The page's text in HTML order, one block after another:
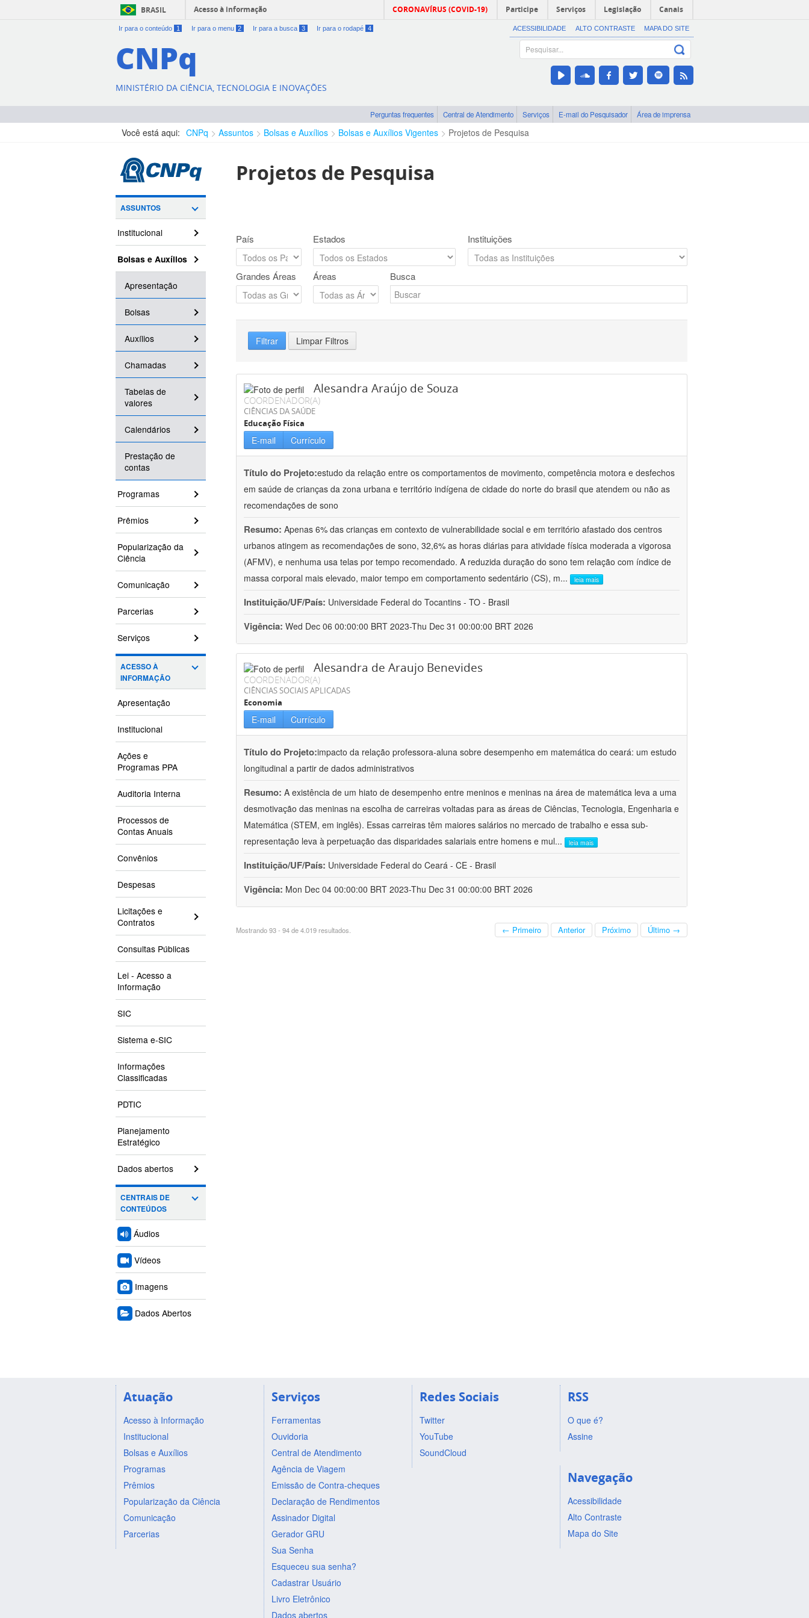
BRASIL Acesso à informação CORONAVÍRUS (COVID-19) Participe Serviços Legislação Canais
Ir para o conteúdo 1 Ir para o menu 2 Ir para a busca 3 Ir para o rodapé 4 ACESSIBILIDADE ALTO CONTRASTE MAPA DO SITE
CNPq
MINISTÉRIO DA CIÊNCIA, TECNOLOGIA E INOVAÇÕES
Perguntas frequentes Central de Atendimento Serviços E-mail do Pesquisador Área de imprensa
Você está aqui: CNPq Assuntos Bolsas e Auxílios Bolsas e Auxílios Vigentes Projetos de Pesquisa
ASSUNTOS
Institucional
Bolsas e Auxílios
Apresentação
Bolsas
Auxílios
Chamadas
Tabelas de
valores
Calendários
Prestação de
contas
Programas
Prêmios
Popularização da
Ciência
Comunicação
Parcerias
Serviços
ACESSO À
INFORMAÇÃO
Apresentação
Institucional
Ações e
Programas PPA
Auditoria Interna
Processos de
Contas Anuais
Convênios
Despesas
Licitações e
Contratos
Consultas Públicas
Lei - Acesso a
Informação
SIC
Sistema e-SIC
Informações
Classificadas
PDTIC
Planejamento
Estratégico
Dados abertos
CENTRAIS DE
CONTEÚDOS
Áudios
Vídeos
Imagens
Dados Abertos
Projetos de Pesquisa
País Estados Instituições
Grandes Áreas Áreas Busca
Filtrar Limpar Filtros
Alesandra Araújo de Souza
COORDENADOR(A)
CIÊNCIAS DA SAÚDE
Educação Física
E-mail Currículo
Título do Projeto:estudo da relação entre os comportamentos de movimento, competência motora e desfechos
em saúde de crianças da zona urbana e território indígena de cidade do norte do brasil que atendem ou não as
recomendações de sono
Resumo: Apenas 6% das crianças em contexto de vulnerabilidade social e em território afastado dos centros
urbanos atingem as recomendações de sono, 32,6% as horas diárias para atividade física moderada a vigorosa
(AFMV), e nenhuma usa telas por tempo recomendado. A reduzida duração do sono tem relação com índice de
massa corporal mais elevado, maior tempo em comportamento sedentário (CS), m... leia mais
Instituição/UF/País: Universidade Federal do Tocantins - TO - Brasil
Vigência: Wed Dec 06 00:00:00 BRT 2023-Thu Dec 31 00:00:00 BRT 2026
Alesandra de Araujo Benevides
COORDENADOR(A)
CIÊNCIAS SOCIAIS APLICADAS
Economia
E-mail Currículo
Título do Projeto:impacto da relação professora-aluna sobre desempenho em matemática do ceará: um estudo
longitudinal a partir de dados administrativos
Resumo: A existência de um hiato de desempenho entre meninos e meninas na área de matemática leva a uma
desmotivação das meninas na escolha de carreiras voltadas para as áreas de Ciências, Tecnologia, Engenharia e
Matemática (STEM, em inglês). Essas carreiras têm maiores salários no mercado de trabalho e essa sub-
representação leva à perpetuação das disparidades salariais entre homens e mul... leia mais
Instituição/UF/País: Universidade Federal do Ceará - CE - Brasil
Vigência: Mon Dec 04 00:00:00 BRT 2023-Thu Dec 31 00:00:00 BRT 2026
Mostrando 93 - 94 de 4.019 resultados. ← Primeiro Anterior Próximo Último →
Atuação
Acesso à Informação
Institucional
Bolsas e Auxílios
Programas
Prêmios
Popularização da Ciência
Comunicação
Parcerias
Serviços
Ferramentas
Ouvidoria
Central de Atendimento
Agência de Viagem
Emissão de Contra-cheques
Declaração de Rendimentos
Assinador Digital
Gerador GRU
Sua Senha
Esqueceu sua senha?
Cadastrar Usuário
Livro Eletrônico
Dados abertos
Redes Sociais
Twitter
YouTube
SoundCloud
RSS
O que é?
Assine
Navegação
Acessibilidade
Alto Contraste
Mapa do Site